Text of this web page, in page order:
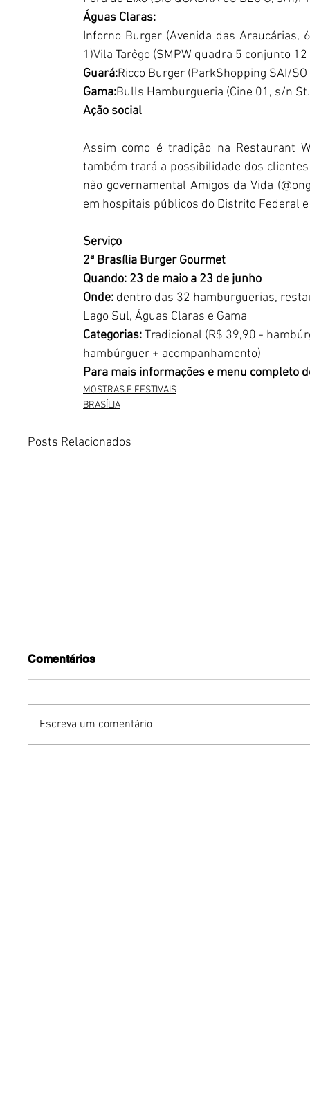
Águas Claras:
Inforno Burger (Avenida das Araucárias,
1)Vila Tarêgo (SMPW quadra 5 conjunto
Guará:Ricco Burger (ParkShopping SAI/
Gama:Bulls Hamburgueria (Cine 01, s/n
Ação social
Assim como é tradição na Restaurant
também trará a possibilidade dos
não governamental Amigos da Vida
em hospitais públicos do Distrito Federal
Serviço
2ª Brasília Burger Gourmet
Quando: 23 de maio a 23 de junho
Onde: dentro das 32 hamburguerias,
Lago Sul, Águas Claras e Gama
Categorias: Tradicional (R$ 39,90 -
hambúrguer + acompanhamento)
Para mais informações e menu completo
MOSTRAS E FESTIVAIS
BRASÍLIA
Posts Relacionados
Comentários
Escreva um comentário